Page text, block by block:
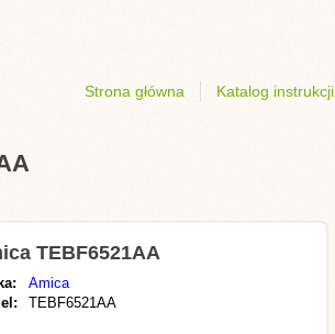
Strona główna Katalog instrukcji
TEBF6521AA
Amica
TEBF6521AA